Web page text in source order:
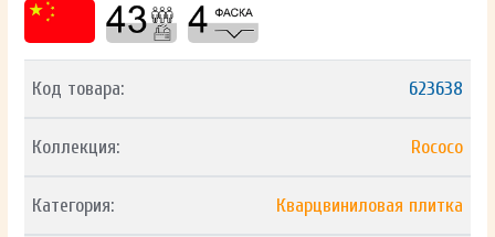
Код товара: 623638
Коллекция: Rococo
Категория: Кварцвиниловая плитка